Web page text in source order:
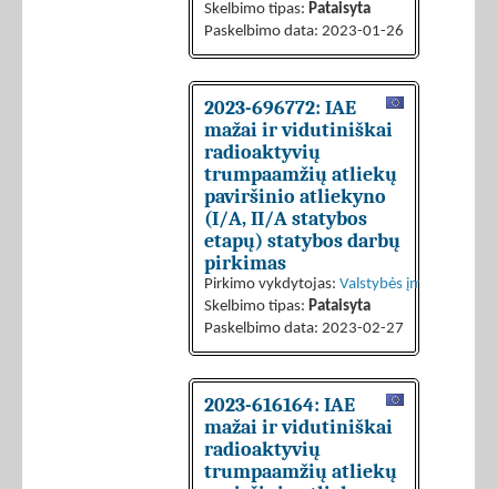
Skelbimo tipas: Pataisyta
Paskelbimo data: 2023-01-26
2023-696772: IAE
mažai ir vidutiniškai
radioaktyvių
trumpaamžių atliekų
paviršinio atliekyno
(I/A, II/A statybos
etapų) statybos darbų
pirkimas
Pirkimo vykdytojas: Valstybės įmonė
Skelbimo tipas: Pataisyta
Paskelbimo data: 2023-02-27
2023-616164: IAE
mažai ir vidutiniškai
radioaktyvių
trumpaamžių atliekų